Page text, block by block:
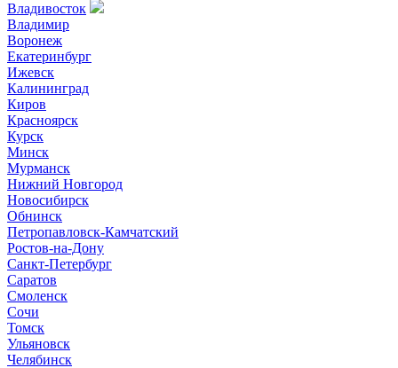
Владивосток
Владимир
Воронеж
Екатеринбург
Ижевск
Калининград
Киров
Красноярск
Курск
Минск
Мурманск
Нижний Новгород
Новосибирск
Обнинск
Петропавловск-Камчатский
Ростов-на-Дону
Санкт-Петербург
Саратов
Смоленск
Сочи
Томск
Ульяновск
Челябинск